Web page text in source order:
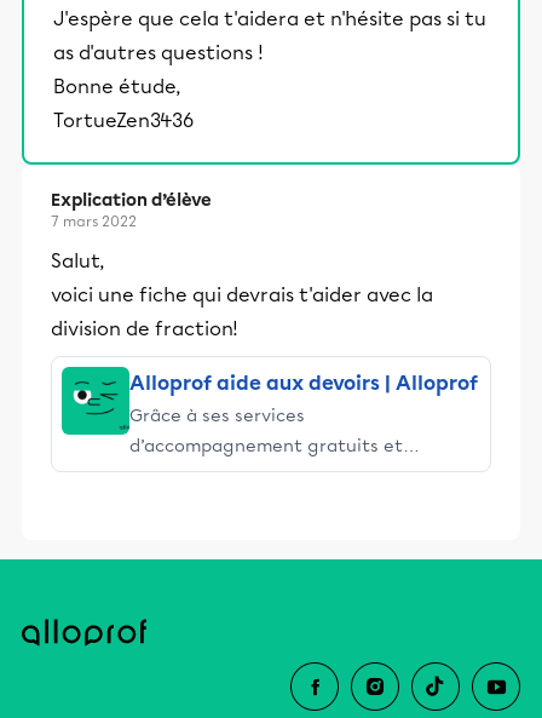
J'espère que cela t'aidera et n'hésite pas si tu
as d'autres questions !
Bonne étude,
TortueZen3436
Explication d’élève
7 mars 2022
Salut,
voici une fiche qui devrais t'aider avec la
division de fraction!
Alloprof aide aux devoirs | Alloprof
Grâce à ses services
d’accompagnement gratuits et
stimulants, Alloprof engage les élèves